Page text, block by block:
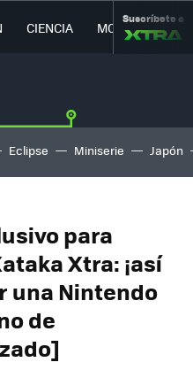
CIENCIA MOVILIDAD
Suscríbete a
Eclipse Miniserie Japón
para
Xtra: ¡así
una Nintendo
de